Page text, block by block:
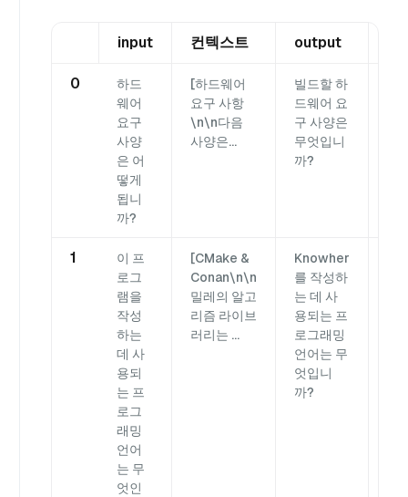
input 컨텍스트 output
0
하드
웨어
요구
사양
은 어
떻게
됩니
까?
[하드웨어
요구 사항
\n\n다음
사양은...
빌드할 하
드웨어 요
구 사양은
무엇입니
까?
1
이 프
로그
램을
작성
하는
데 사
용되
는 프
로그
래밍
언어
는 무
엇인
[CMake &
Conan\n\n
밀레의 알고
리즘 라이브
러리는 ...
Knowher
를 작성하
는 데 사
용되는 프
로그래밍
언어는 무
엇입니
까?